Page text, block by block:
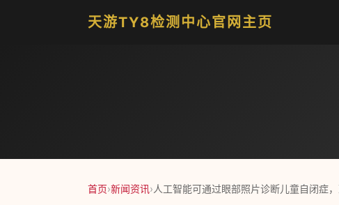
天游TY8检测中心官网主页
首页›新闻资讯›人工智能可通过眼部照片诊断儿童自闭症